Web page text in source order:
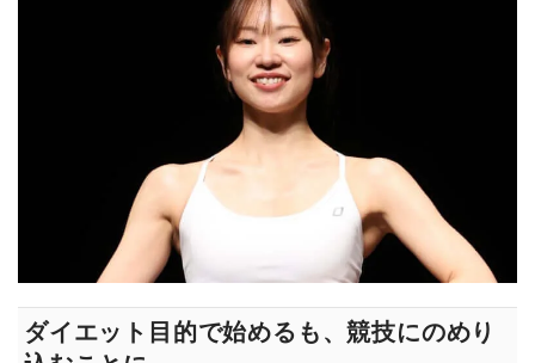
ダイエット目的で始めるも、競技にのめり